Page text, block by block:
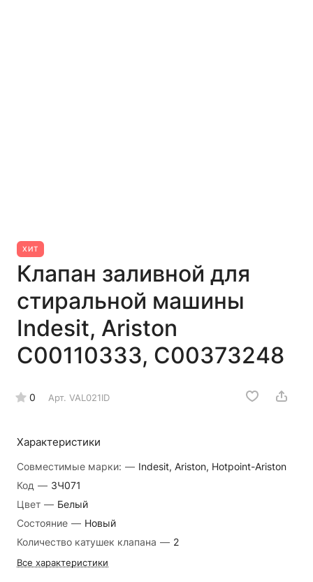
ХИТ
Клапан заливной для
стиральной машины
Indesit, Ariston
C00110333, C00373248
0 Арт. VAL021ID
Характеристики
Совместимые марки: — Indesit, Ariston, Hotpoint-Ariston
Код — ЗЧ071
Цвет — Белый
Состояние — Новый
Количество катушек клапана — 2
Все характеристики